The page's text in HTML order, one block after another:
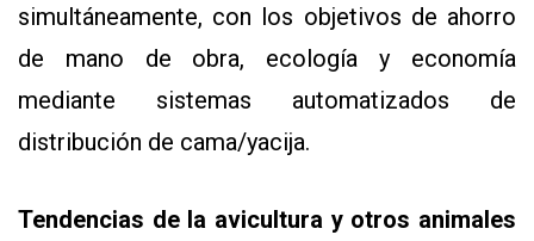
simultáneamente, con los objetivos de ahorro
de mano de obra, ecología y economía
mediante sistemas automatizados de
distribución de cama/yacija.
Tendencias de la avicultura y otros animales